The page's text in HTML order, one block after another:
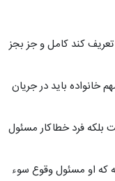
تعریف کند كامل و جز بجز
خانواده باید در جریان
بلكه فرد خطاکار مسئول
که او مسئول وقوع سوء